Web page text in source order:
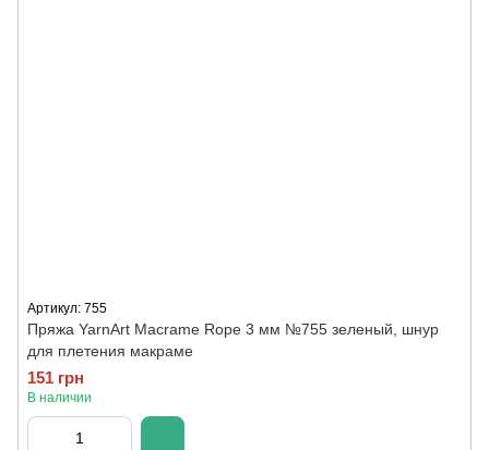
Артикул: 755
Пряжа YarnArt Macrame Rope 3 мм №755 зеленый, шнур
для плетения макраме
151 грн
В наличии